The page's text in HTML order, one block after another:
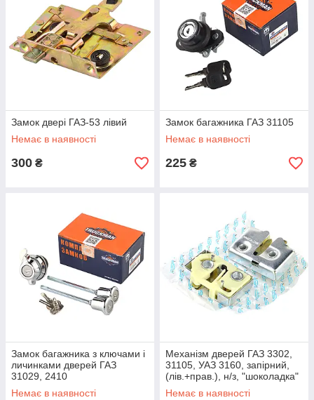
Замок двері ГАЗ-53 лівий
Немає в наявності
300 ₴
Замок багажника ГАЗ 31105
Немає в наявності
225 ₴
Замок багажника з ключами і
личинками дверей ГАЗ
31029, 2410
Немає в наявності
Механізм дверей ГАЗ 3302,
31105, УАЗ 3160, запірний,
(лів.+прав.), н/з, "шоколадка"
Немає в наявності